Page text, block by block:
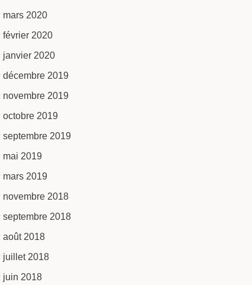
mars 2020
février 2020
janvier 2020
décembre 2019
novembre 2019
octobre 2019
septembre 2019
mai 2019
mars 2019
novembre 2018
septembre 2018
août 2018
juillet 2018
juin 2018